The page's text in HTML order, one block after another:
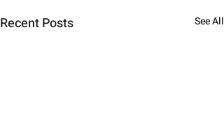
Recent Posts See All